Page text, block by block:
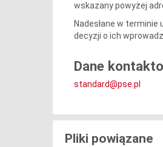
wskazany powyżej
Nadesłane w
decyzji o ich
Dane
standard@pse.pl
Pliki powiązane